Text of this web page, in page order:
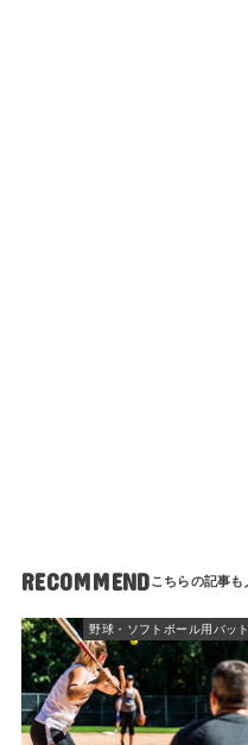
RECOMMEND
野球・ソフトボール用バット